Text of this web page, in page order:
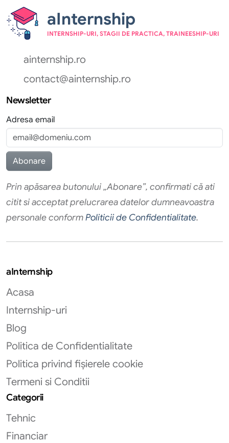
aInternship
INTERNSHIP-URI, STAGII DE PRACTICA, TRAINEESHIP-URI
ainternship.ro
contact@ainternship.ro
Newsletter
Adresa email
Prin apăsarea butonului „Abonare”, confirmati că ati
citit si acceptat prelucrarea datelor dumneavoastra
personale conformPoliticii de Confidentialitate.
aInternship
Acasa
Internship-uri
Blog
Politica de Confidentialitate
Politica privind fișierele cookie
Termeni si Conditii
Categorii
Tehnic
Financiar